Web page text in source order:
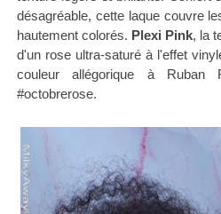
désagréable, cette laque couvre
hautement colorés. Plexi Pink, la
d'un rose ultra-saturé à l'effet
couleur allégorique à Ruban
#octobrerose.